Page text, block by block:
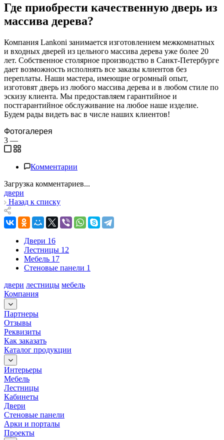
Где приобрести качественную дверь из
массива дерева?
Компания Lankoni занимается изготовлением межкомнатных
и входных дверей из цельного массива дерева уже более 20
лет. Собственное столярное производство в Санкт-Петербурге
дает возможность исполнять все заказы клиентов без
переплаты. Наши мастера, имеющие огромный опыт,
изготовят дверь из любого массива дерева и в любом стиле по
эскизу клиента. Мы предоставляем гарантийное и
постгарантийное обслуживание на любое наше изделие.
Будем рады видеть вас в числе наших клиентов!
Фотогалерея
3 —
Комментарии
Загрузка комментариев...
двери
Назад к списку
Двери 16
Лестницы 12
Мебель 17
Стеновые панели 1
двери лестницы мебель
Компания
Партнеры
Отзывы
Реквизиты
Как заказать
Каталог продукции
Интерьеры
Мебель
Лестницы
Кабинеты
Двери
Стеновые панели
Арки и порталы
Проекты